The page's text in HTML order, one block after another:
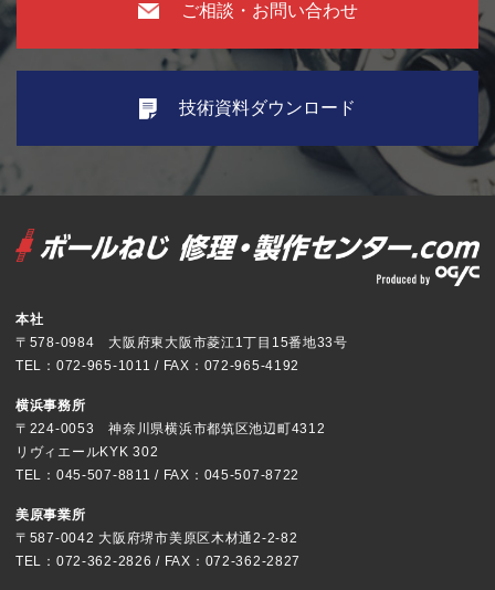
ご相談・お問い合わせ
技術資料ダウンロード
本社
〒578-0984 大阪府東大阪市菱江1丁目15番地33号
TEL：072-965-1011 / FAX：072-965-4192
横浜事務所
〒224-0053 神奈川県横浜市都筑区池辺町4312
リヴィエールKYK 302
TEL：045-507-8811 / FAX：045-507-8722
美原事業所
〒587-0042 大阪府堺市美原区木材通2-2-82
TEL：072-362-2826 / FAX：072-362-2827